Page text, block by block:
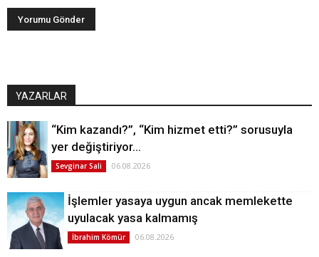
YAZARLAR
“Kim kazandı?”, “Kim hizmet etti?” sorusuyla
yer değiştiriyor…
Sevginar Sali 06.08.2026
İşlemler yasaya uygun ancak memlekette
uyulacak yasa kalmamış
İbrahim Kömür 06.08.2026